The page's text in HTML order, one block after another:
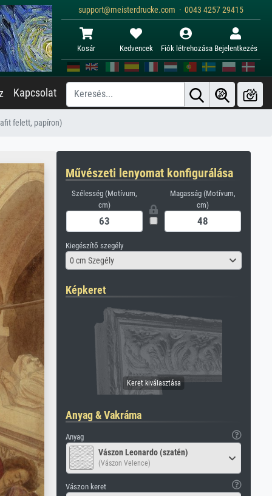
support@meisterdrucke.com · 0043 4257 29415
Kosár Kedvencek Fiók létrehozása Bejelentkezés
Kapcsolat
felett, papíron)
Művészeti lenyomat konfigurálása
Szélesség (Motívum,
cm)
Magasság (Motívum,
cm)
Kiegészítő szegély
0 cm Szegély
Képkeret
Anyag & Vakráma
Anyag
Vászon Leonardo (szatén)
(Vászon Velence)
Vászon keret